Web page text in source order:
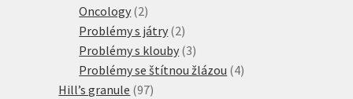
Oncology 22
produkty
Problémy s játry 22
produkty
Problémy s klouby 33
produkty
Problémy se štítnou žlázou 44
Hill’s granule 9797